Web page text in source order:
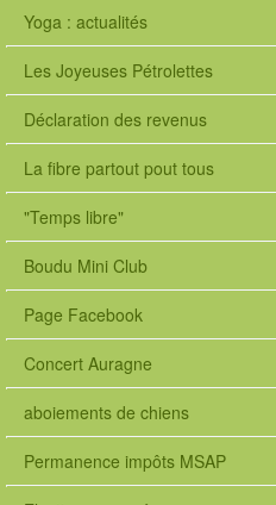
t
h
m
d
e
f
a
u
t
W
e
b
C
o
n
Yoga : actualités
Les Joyeuses Pétrolettes
Déclaration des revenus
La fibre partout pout tous
"Temps libre"
Boudu Mini Club
Page Facebook
Concert Auragne
aboiements de chiens
Permanence impôts MSAP